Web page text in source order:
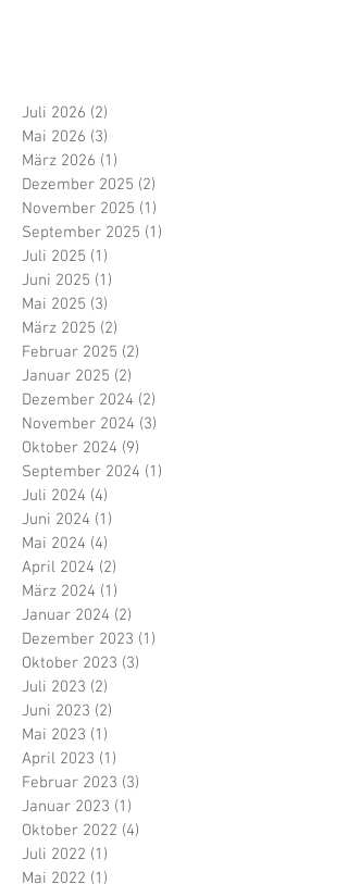
Juli 2026 (2)
Mai 2026 (3)
März 2026 (1)
Dezember 2025 (2)
November 2025 (1)
September 2025 (1)
Juli 2025 (1)
Juni 2025 (1)
Mai 2025 (3)
März 2025 (2)
Februar 2025 (2)
Januar 2025 (2)
Dezember 2024 (2)
November 2024 (3)
Oktober 2024 (9)
September 2024 (1)
Juli 2024 (4)
Juni 2024 (1)
Mai 2024 (4)
April 2024 (2)
März 2024 (1)
Januar 2024 (2)
Dezember 2023 (1)
Oktober 2023 (3)
Juli 2023 (2)
Juni 2023 (2)
Mai 2023 (1)
April 2023 (1)
Februar 2023 (3)
Januar 2023 (1)
Oktober 2022 (4)
Juli 2022 (1)
Mai 2022 (1)